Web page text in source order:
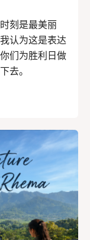
刻是最美丽
认为这是表达
们为胜利日做
去。